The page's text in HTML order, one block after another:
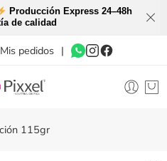
Producción Express 24–48h
de calidad
Mis pedidos |
115gr